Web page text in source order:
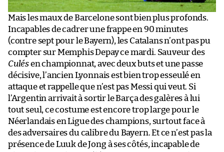
Mais les maux de Barcelone sont bien plus profonds.
Incapables de cadrer une frappe en 90 minutes
(contre sept pour le Bayern), les Catalans n’ont pas pu
compter sur Memphis Depay ce mardi. Sauveur des
Culésen championnat, avec deux buts et une passe
décisive, l’ancien Lyonnais est bien trop esseulé en
attaque et rappelle que n’est pas Messi qui veut. Si
l’Argentin arrivait à sortir le Barça des galères à lui
tout seul, ce costume est encore trop large pour le
Néerlandais en Ligue des champions, surtout face à
des adversaires du calibre du Bayern. Et ce n’est pas la
présence de Luuk de Jong à ses côtés, incapable de